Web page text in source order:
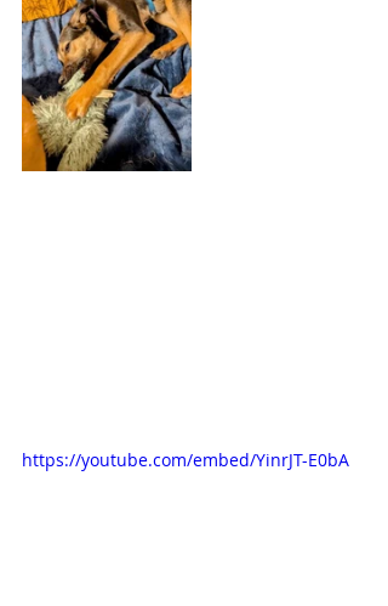
https://youtube.com/embed/YinrJT-E0bA